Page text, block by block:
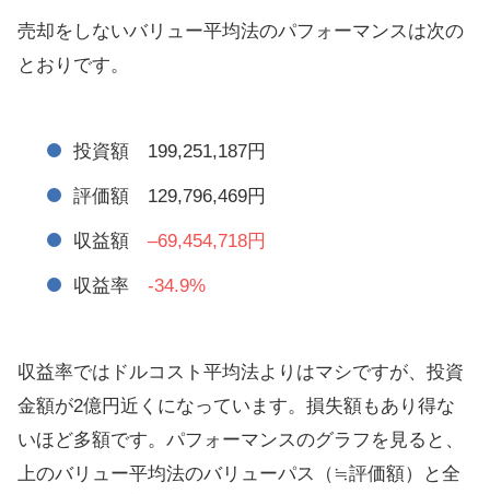
売却をしないバリュー平均法のパフォーマンスは次の
とおりです。
投資額 199,251,187円
評価額 129,796,469円
収益額 –69,454,718円
収益率 -34.9%
収益率ではドルコスト平均法よりはマシですが、投資
金額が2億円近くになっています。損失額もあり得な
いほど多額です。パフォーマンスのグラフを見ると、
上のバリュー平均法のバリューパス（≒評価額）と全